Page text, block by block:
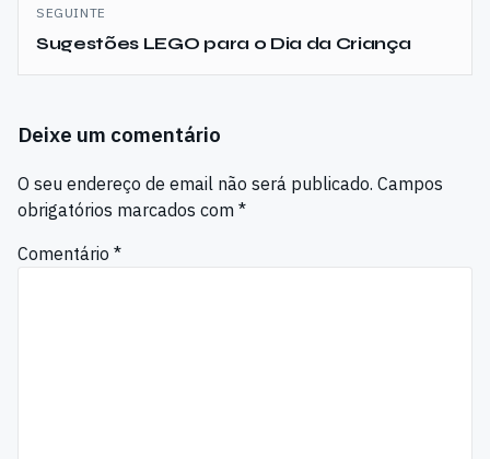
SEGUINTE
Sugestões LEGO para o Dia da Criança
Deixe um comentário
O seu endereço de email não será publicado. Campos
obrigatórios marcados com *
Comentário *